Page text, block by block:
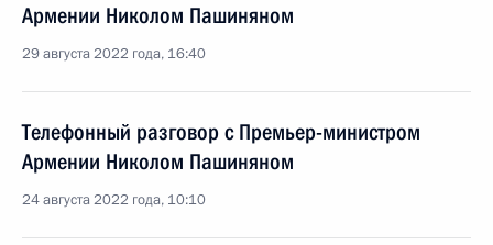
Армении Николом Пашиняном
29 августа 2022 года, 16:40
Телефонный разговор с Премьер-министром
Армении Николом Пашиняном
24 августа 2022 года, 10:10